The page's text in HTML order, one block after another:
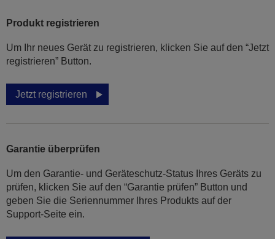
Produkt registrieren
Um Ihr neues Gerät zu registrieren, klicken Sie auf den “Jetzt
registrieren” Button.
Jetzt registrieren
Garantie überprüfen
Um den Garantie- und Geräteschutz-Status Ihres Geräts zu
prüfen, klicken Sie auf den “Garantie prüfen” Button und
geben Sie die Seriennummer Ihres Produkts auf der
Support-Seite ein.